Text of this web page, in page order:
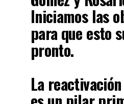
Iniciamos las
para que esto
pronto.
La